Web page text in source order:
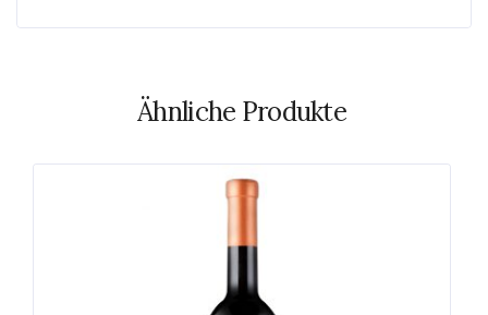
Ähnliche Produkte